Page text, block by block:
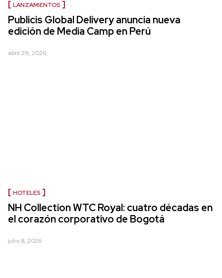
LANZAMIENTOS
Publicis Global Delivery anuncia nueva
edición de Media Camp en Perú
abril 29, 2026
HOTELES
NH Collection WTC Royal: cuatro décadas en
el corazón corporativo de Bogotá
julio 8, 2026